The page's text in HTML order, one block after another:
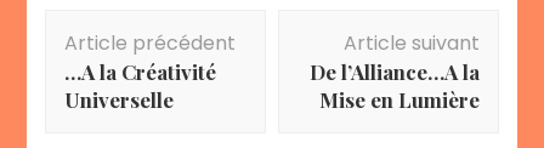
d'article
Article précédent
…A la Créativité
Universelle
Article suivant
De l’Alliance…A la
Mise en Lumière